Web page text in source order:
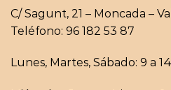
C/ Sagunt, 21 – Moncada –
Teléfono: 96 182 53 87
Lunes, Martes, Sábado: 9 a